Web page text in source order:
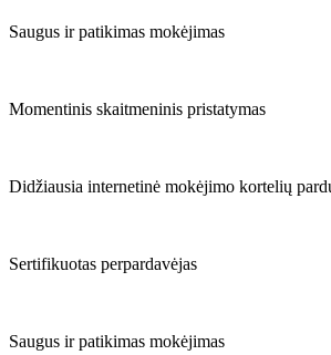
Saugus ir patikimas mokėjimas
Momentinis skaitmeninis pristatymas
Didžiausia internetinė mokėjimo kortelių
Sertifikuotas perpardavėjas
Saugus ir patikimas mokėjimas